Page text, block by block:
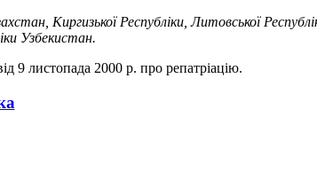
Киргизької Республіки, Литовської
Узбекистан.
9 листопада 2000 р. про репатріацію.